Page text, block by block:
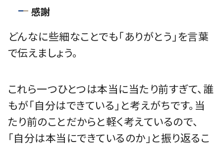
感謝
どんなに些細なことでも「ありがとう」を言葉
で伝えましょう。
これら一つひとつは本当に当たり前すぎて、誰
もが「自分はできている」と考えがちです。当
たり前のことだからと軽く考えているので、
「自分は本当にできているのか」と振り返るこ